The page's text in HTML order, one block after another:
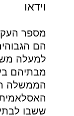
וידאו
מספר
למעלה
מבתיהם
הממשלה
ששבו